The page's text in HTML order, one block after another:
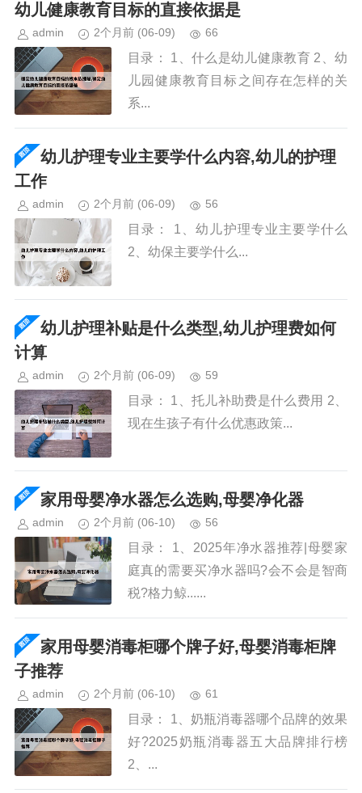
幼儿健康教育目标的直接依据是
admin 2个月前 (06-09) 66
目录： 1、什么是幼儿健康教育 2、幼
儿园健康教育目标之间存在怎样的关
系...
幼儿护理专业主要学什么内容,幼儿的护理
工作
admin 2个月前 (06-09) 56
目录： 1、幼儿护理专业主要学什么
2、幼保主要学什么...
幼儿护理补贴是什么类型,幼儿护理费如何
计算
admin 2个月前 (06-09) 59
目录： 1、托儿补助费是什么费用 2、
现在生孩子有什么优惠政策...
家用母婴净水器怎么选购,母婴净化器
admin 2个月前 (06-10) 56
目录： 1、2025年净水器推荐|母婴家
庭真的需要买净水器吗?会不会是智商
税?格力鲸......
家用母婴消毒柜哪个牌子好,母婴消毒柜牌
子推荐
admin 2个月前 (06-10) 61
目录： 1、奶瓶消毒器哪个品牌的效果
好?2025奶瓶消毒器五大品牌排行榜
2、...